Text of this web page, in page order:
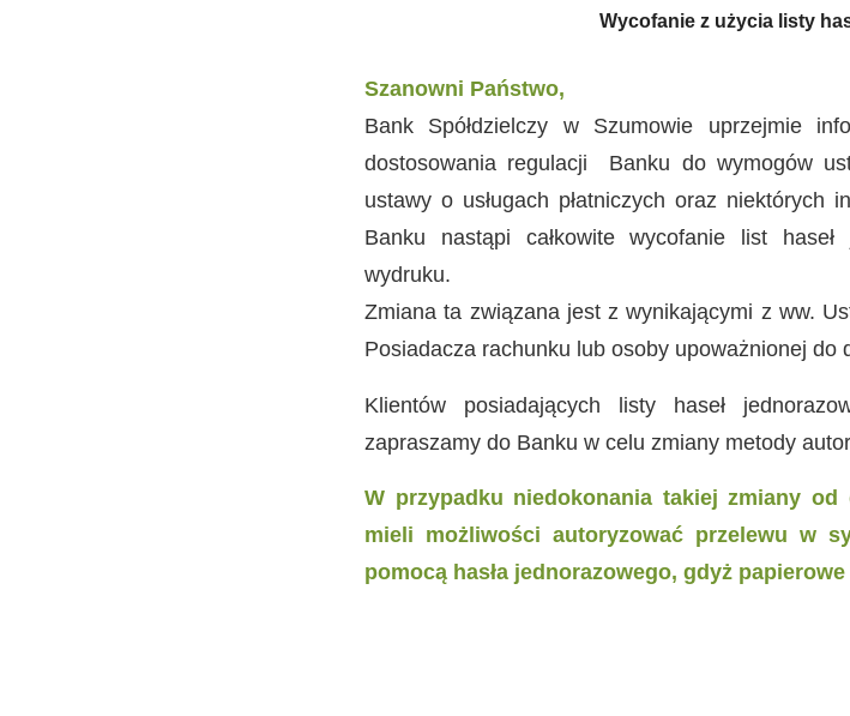
Wycofanie z użycia listy
Szanowni Państwo,
Bank Spółdzielczy w Szumowie uprzejmie
dostosowania regulacji Banku do wymogów
ustawy o usługach płatniczych oraz
Banku nastąpi całkowite wycofanie list
wydruku.
Zmiana ta związana jest z wynikającymi z ww.
Posiadacza rachunku lub osoby upoważnionej do
Klientów posiadających listy haseł
zapraszamy do Banku w celu zmiany metody
W przypadku niedokonania takiej zmiany
mieli możliwości autoryzować przelewu w
pomocą hasła jednorazowego, gdyż
w